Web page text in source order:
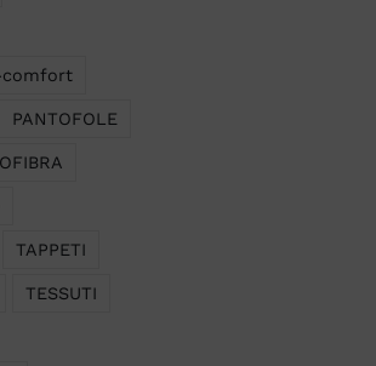
comfort
PANTOFOLE
TAPPETI
TESSUTI